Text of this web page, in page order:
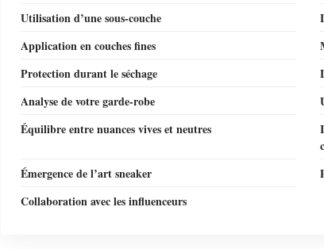
Utilisation d’une sous-couche
Application en couches fines
Protection durant le séchage
Analyse de votre garde-robe
Équilibre entre nuances vives et neutres
Émergence de l’art sneaker
Collaboration avec les influenceurs